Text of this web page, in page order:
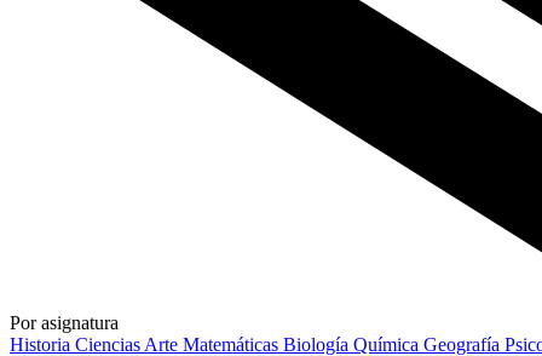
Por asignatura
Historia Ciencias Arte Matemáticas Biología Química Geografía